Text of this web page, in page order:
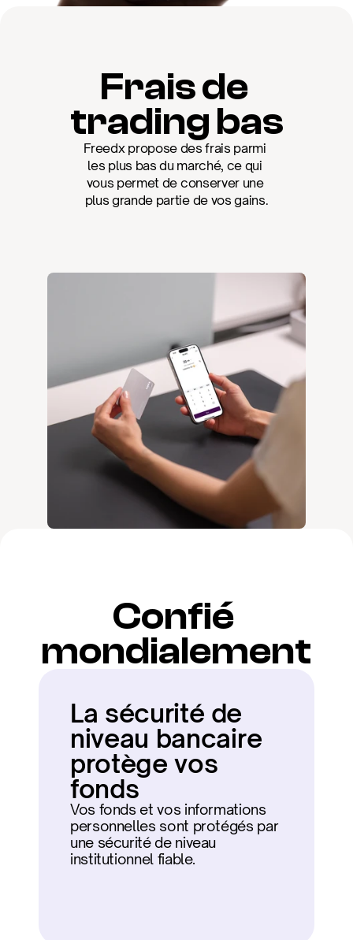
Frais de
trading bas
Freedx propose des frais parmi
les plus bas du marché, ce qui
vous permet de conserver une
plus grande partie de vos gains.
Confié
mondialement
La sécurité de
niveau bancaire
protège vos
fonds
Vos fonds et vos informations
personnelles sont protégés par
une sécurité de niveau
institutionnel fiable.